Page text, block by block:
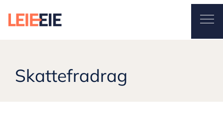
Leieeie
Skattefradrag